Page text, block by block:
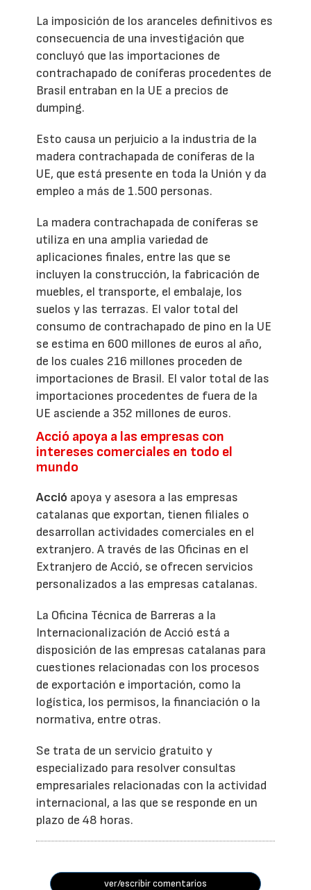
La imposición de los aranceles definitivos es
consecuencia de una investigación que
concluyó que las importaciones de
contrachapado de coníferas procedentes de
Brasil entraban en la UE a precios de
dumping.
Esto causa un perjuicio a la industria de la
madera contrachapada de coníferas de la
UE, que está presente en toda la Unión y da
empleo a más de 1.500 personas.
La madera contrachapada de coníferas se
utiliza en una amplia variedad de
aplicaciones finales, entre las que se
incluyen la construcción, la fabricación de
muebles, el transporte, el embalaje, los
suelos y las terrazas. El valor total del
consumo de contrachapado de pino en la UE
se estima en 600 millones de euros al año,
de los cuales 216 millones proceden de
importaciones de Brasil. El valor total de las
importaciones procedentes de fuera de la
UE asciende a 352 millones de euros.
Acció apoya a las empresas con
intereses comerciales en todo el
mundo
Acció apoya y asesora a las empresas
catalanas que exportan, tienen filiales o
desarrollan actividades comerciales en el
extranjero. A través de las Oficinas en el
Extranjero de Acció, se ofrecen servicios
personalizados a las empresas catalanas.
La Oficina Técnica de Barreras a la
Internacionalización de Acció está a
disposición de las empresas catalanas para
cuestiones relacionadas con los procesos
de exportación e importación, como la
logística, los permisos, la financiación o la
normativa, entre otras.
Se trata de un servicio gratuito y
especializado para resolver consultas
empresariales relacionadas con la actividad
internacional, a las que se responde en un
plazo de 48 horas.
ver/escribir comentarios